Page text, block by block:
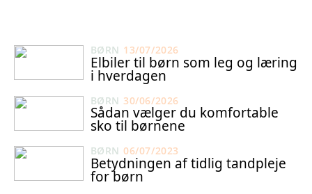
BØRN 13/07/2026
Elbiler til børn som leg og læring
i hverdagen
BØRN 30/06/2026
Sådan vælger du komfortable
sko til børnene
BØRN 06/07/2023
Betydningen af tidlig tandpleje
for børn